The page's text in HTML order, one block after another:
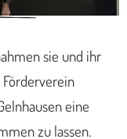
sie und ihr
eine
zu lassen.